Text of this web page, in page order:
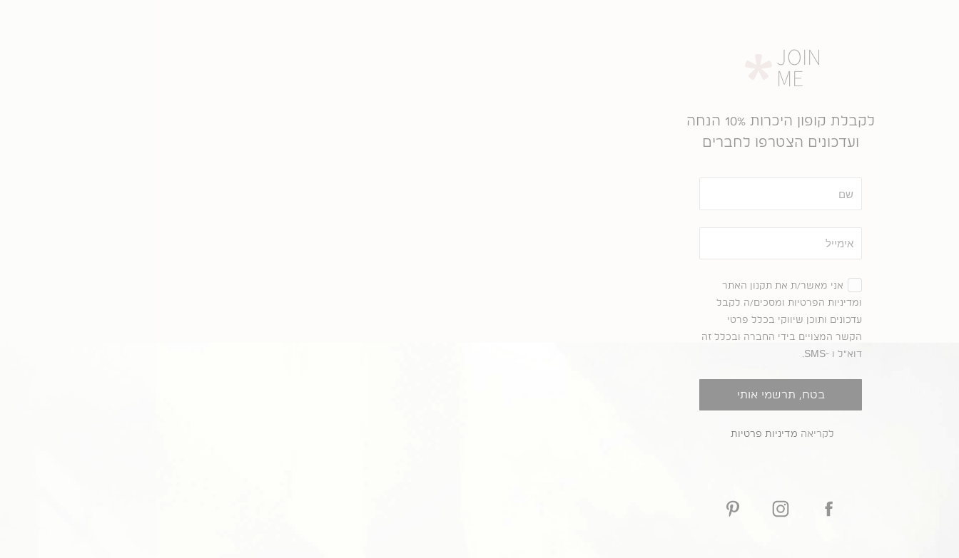
JOIN
ME
לקבלת קופון היכרות 10% הנחה
ועדכונים הצטרפו לחברים
הסכמה
אני מאשר/ת את תקנון האתר
ומדיניות הפרטיות ומסכים/ה לקבל
עדכונים ותוכן שיווקי בכלל פרטי
הקשר המצויים בידי החברה ובכלל זה
דוא"ל ו -SMS.
בטח, תרשמי אותי
לקריאה מדיניות פרטיות